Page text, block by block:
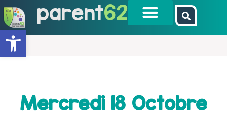
Ouvrir la barre d’outils
parent62
Mercredi 18 Octobre